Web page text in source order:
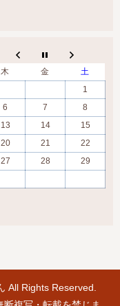
木 金
土
1
6 7
8
13 14
15
20 21
22
27 28
29
Rights Reserved.